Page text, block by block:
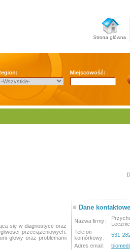
Strona główna
Miejscowość:
Dane
Nazwa firmy:
Telefon
komórkowy:
531-
Adres email:
się w diagnostyce oraz
przeciążeniowych.
głowy oraz problemami